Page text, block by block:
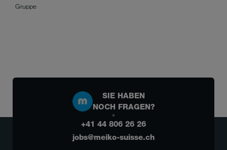
Gruppe
SIE HABEN
NOCH FRAGEN?
+41 44 806 26 26
jobs@meiko-suisse.ch